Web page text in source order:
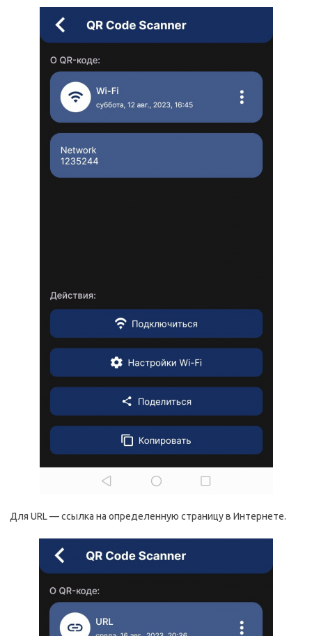
Для URL — ссылка на определенную страницу в Интернете.